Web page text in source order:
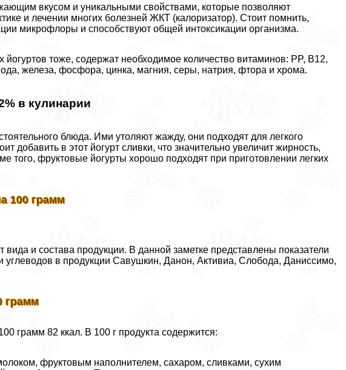
вкусом и уникальными свойствами, которые позволяют
и лечении многих болезней ЖКТ (калоризатор). Стоит помнить,
микрофлоры и способствуют общей интоксикации организма.
йогуртов тоже, содержат необходимое количество витаминов: PP, B12,
железа, фосфора, цинка, магния, серы, натрия, фтора и хрома.
в кулинарии
блюда. Ими утоляют жажду, они подходят для легкого
добавить в этот йогурт сливки, что значительно увеличит жирность,
того, фруктовые йогурты хорошо подходят при приготовлении легких
100 грамм
вида и состава продукции. В данной заметке представлены показатели
углеводов в продукции Савушкин, Данон, Активиа, Слобода, Даниссимо,
грамм
грамм 82 ккал. В 100 г продукта содержится:
фруктовым наполнителем, сахаром, сливками, сухим